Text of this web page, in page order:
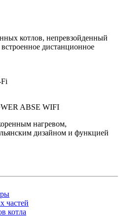
котлов, непревзойденный
дистанционное
ABSE WIFI
нагревом,
дизайном и функцией
частей
котла